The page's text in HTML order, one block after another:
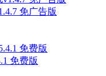
免广告版
免费版